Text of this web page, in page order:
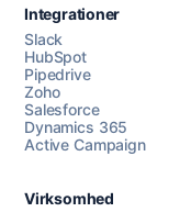
Chat med os
Integrationer
Slack
HubSpot
Pipedrive
Zoho
Salesforce
Dynamics 365
Active Campaign
Virksomhed